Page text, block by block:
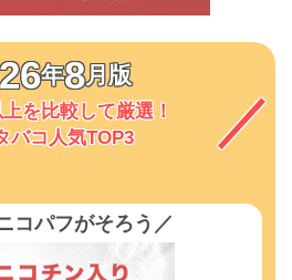
年8月版
を比較して厳選！
バコ人気TOP3
コパフがそろう／